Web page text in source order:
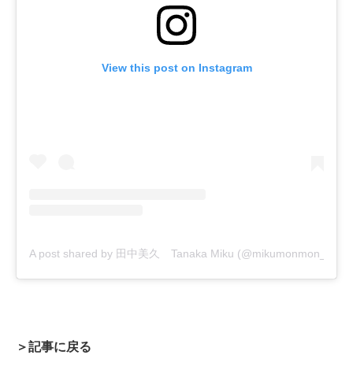
View this post on Instagram
A post shared by 田中美久 Tanaka Miku (@mikumonmon_48)
＞記事に戻る